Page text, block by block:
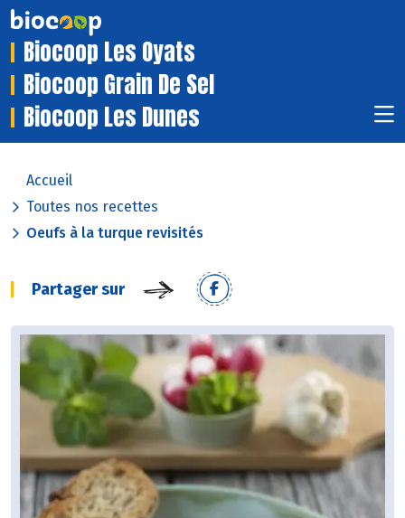
Biocoop Les Oyats
Biocoop Grain De Sel
Biocoop Les Dunes
Accueil
Toutes nos recettes
Oeufs à la turque revisités
Partager sur